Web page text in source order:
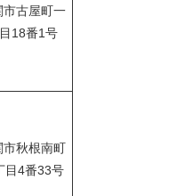
市古屋町一
18番1号
市秋根南町
目4番33号